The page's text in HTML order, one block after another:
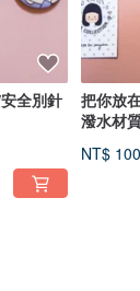
全別針
把你放
潑水材
NT$ 100